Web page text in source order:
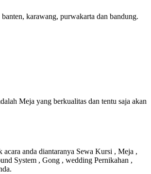
karawang, purwakarta dan bandung.
Meja yang berkualitas dan tentu saja akan
anda diantaranya Sewa Kursi , Meja ,
System , Gong , wedding Pernikahan ,